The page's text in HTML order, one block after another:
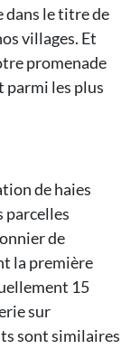
dans le titre de
villages. Et
promenade
parmi les plus
de haies
parcelles
de
la première
15
sur
sont similaires